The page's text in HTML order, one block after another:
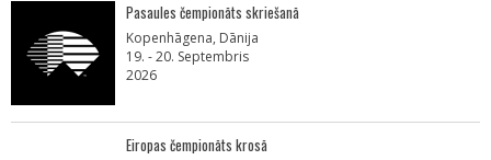
Pasaules čempionāts skriešanā
Kopenhāgena, Dānija
19. - 20. Septembris
2026
Eiropas čempionāts krosā